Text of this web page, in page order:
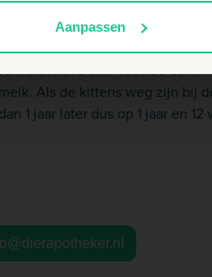
Aanpassen
tegen kattenziekte.
wordt het beste voor de
Als de kittens weg zijn bij
1 jaar later dus op 1 jaar en